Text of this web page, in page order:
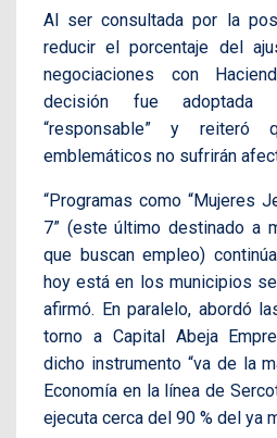
Al ser consultada por la
reducir el porcentaje del
negociaciones con
decisión fue adoptada
“responsable” y reiteró
emblemáticos no sufrirán
“Programas como “Mujeres
7” (este último destinado a
que buscan empleo)
hoy está en los municipios
afirmó. En paralelo, abordó
torno a Capital Abeja
dicho instrumento “va de la
Economía en la línea de
ejecuta cerca del 90 % del ya